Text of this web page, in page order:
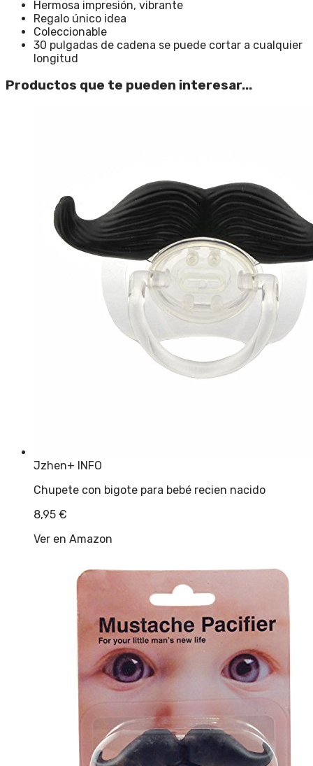
Hermosa impresión, vibrante
Regalo único idea
Coleccionable
30 pulgadas de cadena se puede cortar a cualquier
longitud
Productos que te pueden interesar...
Jzhen+ INFO
Chupete con bigote para bebé recien nacido
8,95 €
Ver en Amazon